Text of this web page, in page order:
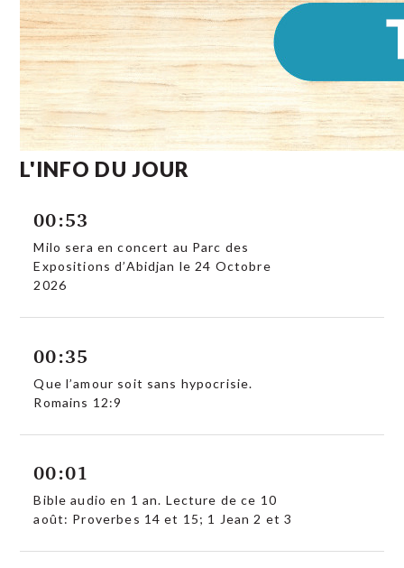
L'INFO DU JOUR
00:53
Milo sera en concert au Parc des
Expositions d’Abidjan le 24 Octobre
2026
00:35
Que l’amour soit sans hypocrisie.
Romains 12:9
00:01
Bible audio en 1 an. Lecture de ce 10
août: Proverbes 14 et 15; 1 Jean 2 et 3